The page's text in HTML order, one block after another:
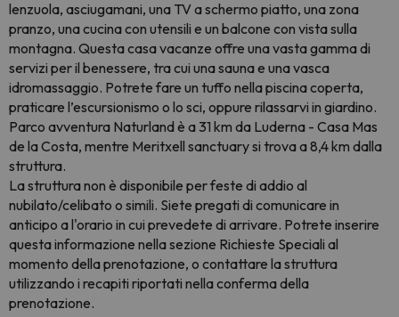
lenzuola, asciugamani, una TV a schermo piatto, una zona
pranzo, una cucina con utensili e un balcone con vista sulla
montagna. Questa casa vacanze offre una vasta gamma di
servizi per il benessere, tra cui una sauna e una vasca
idromassaggio. Potrete fare un tuffo nella piscina coperta,
praticare l’escursionismo o lo sci, oppure rilassarvi in giardino.
Parco avventura Naturland è a 31 km da Luderna - Casa Mas
de la Costa, mentre Meritxell sanctuary si trova a 8,4 km dalla
struttura.
La struttura non è disponibile per feste di addio al
nubilato/celibato o simili. Siete pregati di comunicare in
anticipo a l'orario in cui prevedete di arrivare. Potrete inserire
questa informazione nella sezione Richieste Speciali al
momento della prenotazione, o contattare la struttura
utilizzando i recapiti riportati nella conferma della
prenotazione.